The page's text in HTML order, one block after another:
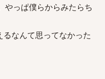
やっぱ僕らからみたらち
なんて思ってなかった